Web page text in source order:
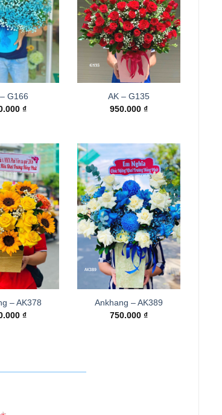
G166
₫
AK – G135
950.000 ₫
– AK378
₫
Ankhang – AK389
750.000 ₫